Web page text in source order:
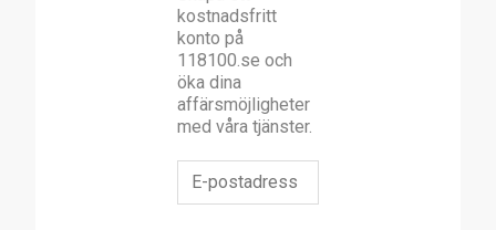
kostnadsfritt
konto på
118100.se och
öka dina
affärsmöjligheter
med våra tjänster.